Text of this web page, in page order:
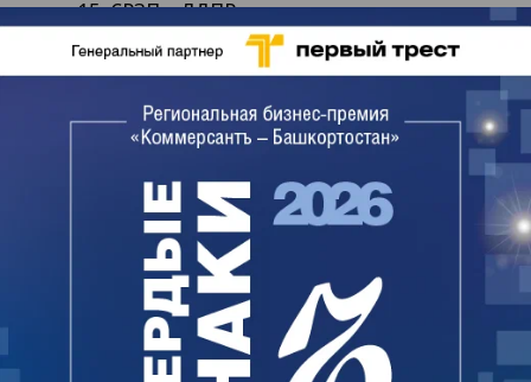
— из 15, СРЗП и ЛДПР — по семь депутатов.
«Зеленых» в парламенте республики
представляет Руфина Шагапова (она прошла в
новый состав, как и прежде, по Вазовскому
избирательному округу 11).
В депутаты парламента решили перейти три
руководителя республиканских министерств и
ведомств — глава минобразования республики
Айбулат Хажин, глава госкомитета по ЧС Фарит
Гумеров и заместитель министра ЖКХ Вилорий
Угаров. Депутатами избрались глава